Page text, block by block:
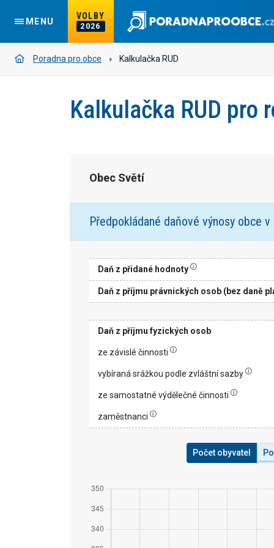
MENU
VOLBY
2026
Poradna pro obce Kalkulačka RUD
Kalkulačka RUD pro
Obec Světí
Předpokládané daňové výnosy obce
Daň z přidané hodnoty
Daň z příjmu právnických osob (bez daně
Daň z příjmu fyzických osob
ze závislé činnosti
vybíraná srážkou podle zvláštní sazby
ze samostatné výdělečné činnosti
zaměstnanci
Počet obyvatel